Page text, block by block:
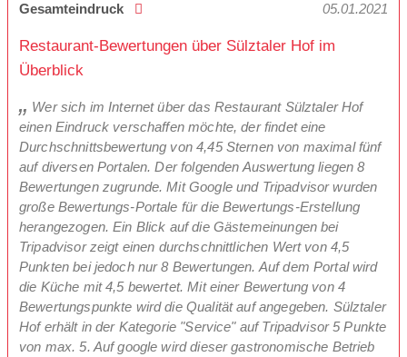
Gesamteindruck 05.01.2021
Restaurant-Bewertungen über Sülztaler Hof im
Überblick
Wer sich im Internet über das Restaurant Sülztaler Hof
einen Eindruck verschaffen möchte, der findet eine
Durchschnittsbewertung von 4,45 Sternen von maximal fünf
auf diversen Portalen. Der folgenden Auswertung liegen 8
Bewertungen zugrunde. Mit Google und Tripadvisor wurden
große Bewertungs-Portale für die Bewertungs-Erstellung
herangezogen. Ein Blick auf die Gästemeinungen bei
Tripadvisor zeigt einen durchschnittlichen Wert von 4,5
Punkten bei jedoch nur 8 Bewertungen. Auf dem Portal wird
die Küche mit 4,5 bewertet. Mit einer Bewertung von 4
Bewertungspunkte wird die Qualität auf angegeben. Sülztaler
Hof erhält in der Kategorie "Service" auf Tripadvisor 5 Punkte
von max. 5. Auf google wird dieser gastronomische Betrieb